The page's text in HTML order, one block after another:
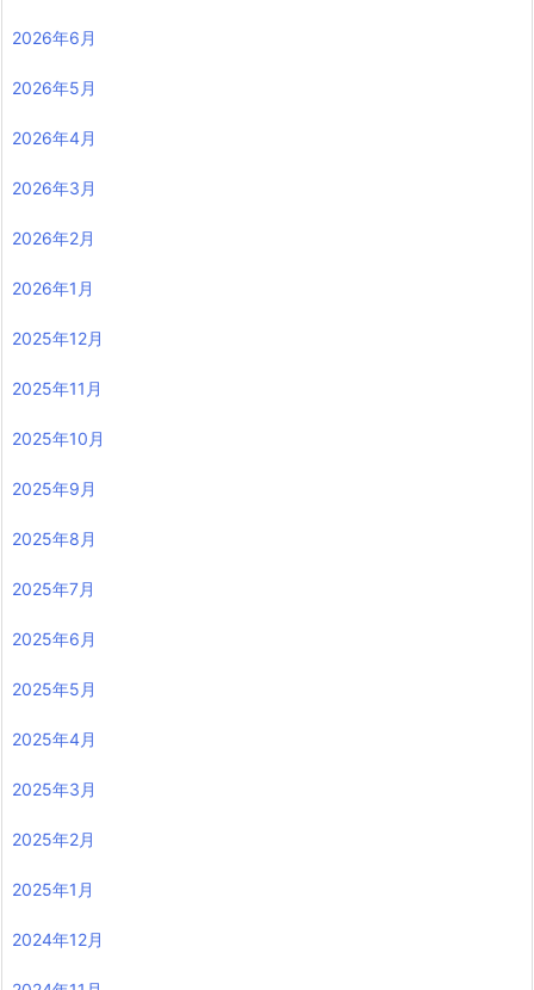
2026年6月
2026年5月
2026年4月
2026年3月
2026年2月
2026年1月
2025年12月
2025年11月
2025年10月
2025年9月
2025年8月
2025年7月
2025年6月
2025年5月
2025年4月
2025年3月
2025年2月
2025年1月
2024年12月